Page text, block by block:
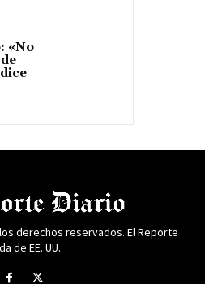
«No
derechos reservados. El Reporte
de EE. UU.